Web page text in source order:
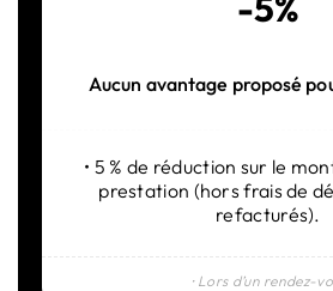
Aucun avantage proposé
• 5 % de réduction sur le
prestation (hors frais de
refacturés).
⸱ Lors d’un rendez-